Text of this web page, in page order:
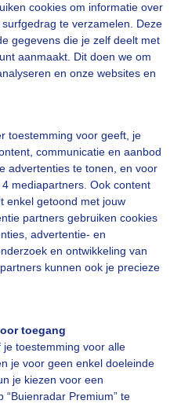
cookies om informatie over
te verzamelen. Deze
gegevens die je zelf deelt met
aanmaakt. Dit doen we om
en onze websites en
toestemming voor geeft, je
communicatie en aanbod
advertenties te tonen, en voor
mediapartners. Ook content
enkel getoond met jouw
partners gebruiken cookies
advertentie- en
en ontwikkeling van
kunnen ook je precieze
toegang
toestemming voor alle
je voor geen enkel doeleinde
je kiezen voor een
Premium” te